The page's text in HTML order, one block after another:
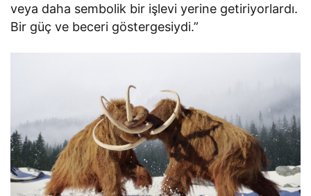
veya daha sembolik bir işlevi yerine getiriyorlardı.
Bir güç ve beceri göstergesiydi.”